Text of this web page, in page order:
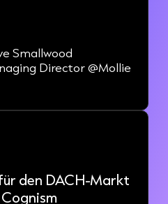
Smallwood
Director @Mollie
den DACH-Markt